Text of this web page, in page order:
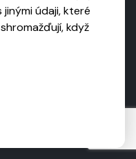
BY-NC-ND
nezpracovávejte.
ČR
vyhrazena.
údaji, které
když